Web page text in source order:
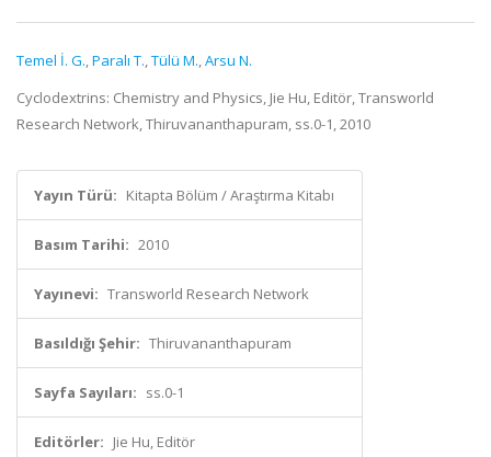
Temel İ. G.,Paralı T.,Tülü M.,Arsu N.
Cyclodextrins: Chemistry and Physics, Jie Hu, Editör, Transworld
Research Network, Thiruvananthapuram, ss.0-1, 2010
Yayın Türü: Kitapta Bölüm / Araştırma Kitabı
Basım Tarihi: 2010
Yayınevi: Transworld Research Network
Basıldığı Şehir: Thiruvananthapuram
Sayfa Sayıları: ss.0-1
Editörler: Jie Hu, Editör